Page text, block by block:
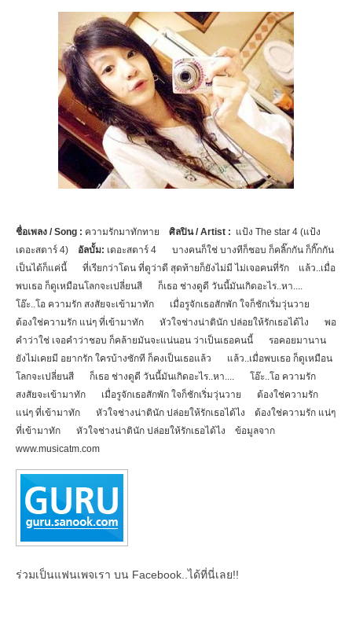
ชื่อเพลง /Song : ความรักมาทักทาย ศิลปิน /Artist : แป้ง The star 4 (แป้ง
เดอะสตาร์ 4)
อัลบั้ม: เดอะสตาร์ 4
บางคนก็ใช่ บางทีก็ชอบ ก็คลิ๊กกัน ก็กิ๊กกัน
เป็นได้ก็แค่นี้
ที่เรียกว่าโดน ที่ดูว่าดี สุดท้ายก็ยังไม่มี ไม่เจอคนที่รัก
แล้ว..เมื่อ
พบเธอ ก็ดูเหมือนโลกจะเปลี่ยนสี
ก็เธอ ช่างดูดี วันนี้มันเกิดอะไร..หา....
โอ๊ะ..โอ ความรัก สงสัยจะเข้ามาทัก
เมื่อรูจักเธอสักพัก ใจก็ชักเริ่มวุ่นวาย
ต้องใช่ความรัก แน่ๆ ที่เข้ามาทัก
หัวใจช่างน่าตินัก ปล่อยให้รักเธอได้ไง
พอ
คำว่าใช่ เจอคำว่าชอบ ก็คล้ายมันจะแน่นอน ว่าเป็นเธอคนนี้
รอคอยมานาน
ยังไม่เคยมี อยากรัก ใครบ้างซักที ก็คงเป็นเธอแล้ว
แล้ว..เมื่อพบเธอ ก็ดูเหมือน
โลกจะเปลี่ยนสี
ก็เธอ ช่างดูดี วันนี้มันเกิดอะไร..หา....
โอ๊ะ..โอ ความรัก
สงสัยจะเข้ามาทัก
เมื่อรูจักเธอสักพัก ใจก็ชักเริ่มวุ่นวาย
ต้องใช่ความรัก
แน่ๆ ที่เข้ามาทัก
หัวใจช่างน่าตินัก ปล่อยให้รักเธอได้ไง
ต้องใช่ความรัก แน่ๆ
ที่เข้ามาทัก
หัวใจช่างน่าตินัก ปล่อยให้รักเธอได้ไง
ข้อมูลจาก
www.musicatm.com
ร่วมเป็นแฟนเพจเรา บน Facebook..ได้ที่นี่เลย!!